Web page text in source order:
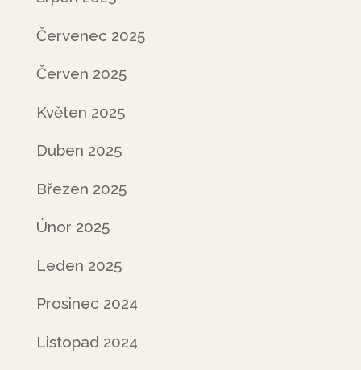
Červenec 2025
Červen 2025
Květen 2025
Duben 2025
Březen 2025
Únor 2025
Leden 2025
Prosinec 2024
Listopad 2024